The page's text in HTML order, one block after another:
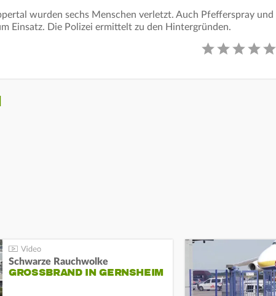
wurden sechs Menschen verletzt. Auch Pfefferspray und
Einsatz. Die Polizei ermittelt zu den Hintergründen.
Schwarze Rauchwolke
GROSSBRAND IN GERNSHEIM